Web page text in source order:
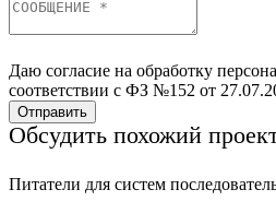
Даю согласие на обработку
соответствии с ФЗ №152 от
Отправить
Обсудить похожий
Питатели для систем